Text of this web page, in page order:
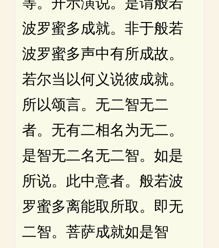
波罗蜜多成就。非于般若
波罗蜜多声中有所成故。
若尔当以何义说彼成就。
所以颂言。无二智无二
者。无有二相名为无二。
是智无二名无二智。如是
所说。此中意者。般若波
罗蜜多离能取所取。即无
二智。菩萨成就如是智